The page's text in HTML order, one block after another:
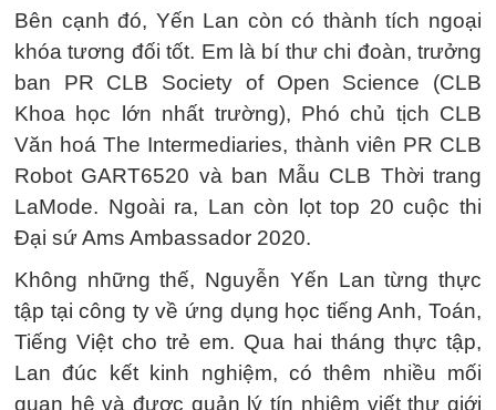
Bên cạnh đó, Yến Lan còn có thành tích ngoại
khóa tương đối tốt. Em là bí thư chi đoàn, trưởng
ban PR CLB Society of Open Science (CLB
Khoa học lớn nhất trường), Phó chủ tịch CLB
Văn hoá The Intermediaries, thành viên PR CLB
Robot GART6520 và ban Mẫu CLB Thời trang
LaMode. Ngoài ra, Lan còn lọt top 20 cuộc thi
Đại sứ Ams Ambassador 2020.
Không những thế, Nguyễn Yến Lan từng thực
tập tại công ty về ứng dụng học tiếng Anh, Toán,
Tiếng Việt cho trẻ em. Qua hai tháng thực tập,
Lan đúc kết kinh nghiệm, có thêm nhiều mối
quan hệ và được quản lý tín nhiệm viết thư giới